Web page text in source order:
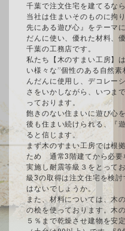
千葉で注文住宅を建てるな
当社は住まいそのものに拘
先にある遊び心』をテーマ
だんに使い、優れた材料、
千葉の工務店です。
私たち【木のすまい工房】
い様々な”個性のある自然
んだんに使用し、デコレー
さをいかしながら、いつま
っております。
飽きのない住まいに遊び心
後も住まい続けられる、『
ると信じます。
まず木のすまい工房では根
ため 通常3階建てから必要
実施し耐震等級３をとって
級3の取得は注文住宅を検
はないでしょうか。
また、材料については、木
の桧を使っております。木
５％まで乾燥させ建物を安